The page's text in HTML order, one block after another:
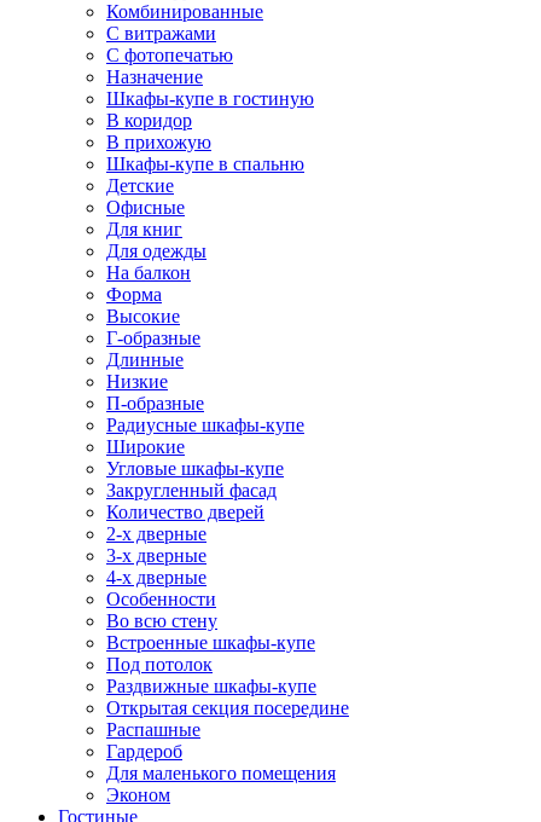
Комбинированные
С витражами
С фотопечатью
Назначение
Шкафы-купе в гостиную
В коридор
В прихожую
Шкафы-купе в спальню
Детские
Офисные
Для книг
Для одежды
На балкон
Форма
Высокие
Г-образные
Длинные
Низкие
П-образные
Радиусные шкафы-купе
Широкие
Угловые шкафы-купе
Закругленный фасад
Количество дверей
2-х дверные
3-х дверные
4-х дверные
Особенности
Во всю стену
Встроенные шкафы-купе
Под потолок
Раздвижные шкафы-купе
Открытая секция посередине
Распашные
Гардероб
Для маленького помещения
Эконом
Гостиные